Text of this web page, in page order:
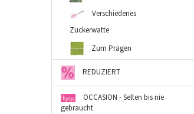
Verschiedenes
Zuckerwatte
Zum Prägen
REDUZIERT
OCCASION - Selten bis nie
gebraucht